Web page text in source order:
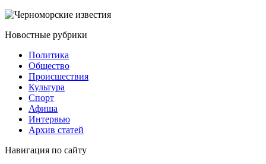
Новостные рубрики
Политика
Общество
Проиcшествия
Культура
Спорт
Афиша
Интервью
Архив статей
Навигация по сайту